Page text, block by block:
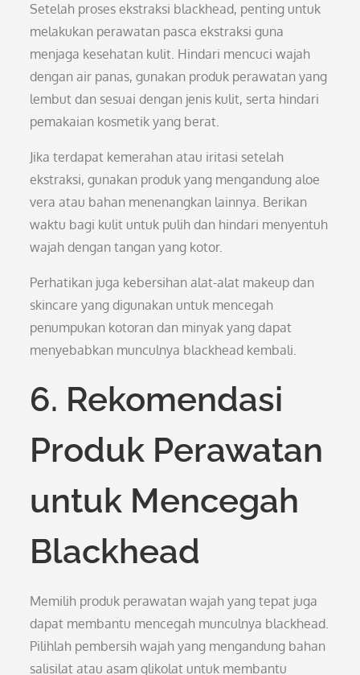
Setelah proses ekstraksi blackhead, penting untuk
melakukan perawatan pasca ekstraksi guna
menjaga kesehatan kulit. Hindari mencuci wajah
dengan air panas, gunakan produk perawatan yang
lembut dan sesuai dengan jenis kulit, serta hindari
pemakaian kosmetik yang berat.
Jika terdapat kemerahan atau iritasi setelah
ekstraksi, gunakan produk yang mengandung aloe
vera atau bahan menenangkan lainnya. Berikan
waktu bagi kulit untuk pulih dan hindari menyentuh
wajah dengan tangan yang kotor.
Perhatikan juga kebersihan alat-alat makeup dan
skincare yang digunakan untuk mencegah
penumpukan kotoran dan minyak yang dapat
menyebabkan munculnya blackhead kembali.
6. Rekomendasi
Produk Perawatan
untuk Mencegah
Blackhead
Memilih produk perawatan wajah yang tepat juga
dapat membantu mencegah munculnya blackhead.
Pilihlah pembersih wajah yang mengandung bahan
salisilat atau asam glikolat untuk membantu